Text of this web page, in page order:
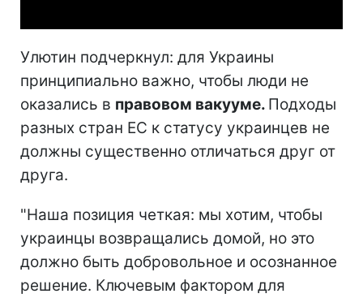
Улютин подчеркнул: для Украины
принципиально важно, чтобы люди не
оказались в правовом вакууме. Подходы
разных стран ЕС к статусу украинцев не
должны существенно отличаться друг от
друга.
"Наша позиция четкая: мы хотим, чтобы
украинцы возвращались домой, но это
должно быть добровольное и осознанное
решение. Ключевым фактором для